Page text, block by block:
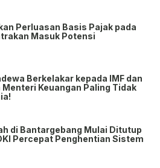
Perluasan Basis Pajak pada
Masuk Potensi
Berkelakar kepada IMF dan
Menteri Keuangan Paling Tidak
di Bantargebang Mulai Ditutup
Percepat Penghentian Sistem